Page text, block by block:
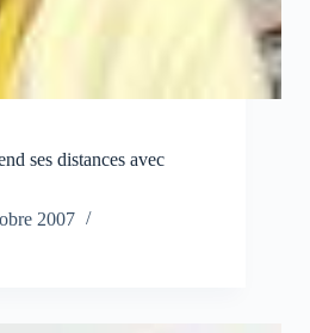
ses distances avec
2007